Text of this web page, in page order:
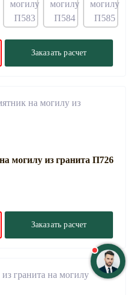
Заказать расчет
могилу из гранита П726
Заказать расчет